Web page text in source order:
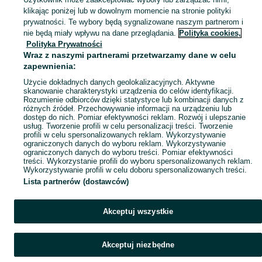
Mapa kategorii
Mapa miejscowości
Mapa ministron
Popularne wyszukiwania
klikając poniżej lub w dowolnym momencie na stronie polityki
prywatności. Te wybory będą sygnalizowane naszym partnerom i
nie będą miały wpływu na dane przeglądania. Polityka cookies,
Polityka Prywatności
Wraz z naszymi partnerami przetwarzamy dane w celu
zapewnienia:
Użycie dokładnych danych geolokalizacyjnych. Aktywne
skanowanie charakterystyki urządzenia do celów identyfikacji.
Rozumienie odbiorców dzięki statystyce lub kombinacji danych z
różnych źródeł. Przechowywanie informacji na urządzeniu lub
dostęp do nich. Pomiar efektywności reklam. Rozwój i ulepszanie
usług. Tworzenie profili w celu personalizacji treści. Tworzenie
profili w celu spersonalizowanych reklam. Wykorzystywanie
ograniczonych danych do wyboru reklam. Wykorzystywanie
ograniczonych danych do wyboru treści. Pomiar efektywności
treści. Wykorzystanie profili do wyboru spersonalizowanych reklam.
Wykorzystywanie profili w celu doboru spersonalizowanych treści.
Lista partnerów (dostawców)
Akceptuj wszystkie
Akceptuj niezbędne